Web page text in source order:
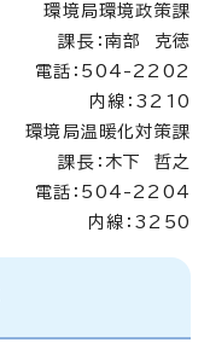
環境局環境政策課
課長：南部 克徳
電話：504-2202
内線：3210
環境局温暖化対策課
課長：木下 哲之
電話：504-2204
内線：3250